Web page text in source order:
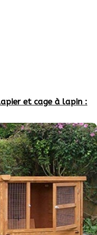
et cage à lapin :